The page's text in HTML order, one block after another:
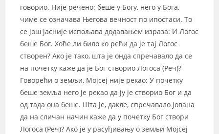
говорио. Није речено: беше у Богу, него у Бога,
чиме се означава Његова вечност по ипостаси. То
се још јасније испољава додавањем израза: И Логос
беше Бог. Хоће ли било ко рећи да је тај Логос
створен? Ако је тако, шта је онда спречавало да се
на почетку каже да је Бог створио Логоса (Реч)?
Говорећи о земљи, Мојсеј није рекао: У почетку
беше земља него је рекао да ју је створио Бог и да
од тада она беше. Шта је, дакле, спречавало Јована
да на сличан начин каже да у почетку Бог створи
Логоса (Реч)? Ако је у расуђивању о земљи Мојсеј